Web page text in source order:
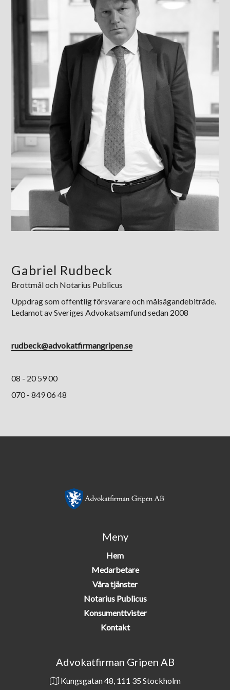
Gabriel Rudbeck
Brottmål och Notarius Publicus
Uppdrag som offentlig försvarare och målsägandebiträde.
Ledamot av Sveriges Advokatsamfund sedan 2008
rudbeck@advokatfirmangripen.se
08 - 20 59 00
070 - 849 06 48
Meny
Hem
Medarbetare
Våra tjänster
Notarius Publicus
Konsumenttvister
Kontakt
Advokatfirman Gripen AB
Kungsgatan 48, 111 35 Stockholm